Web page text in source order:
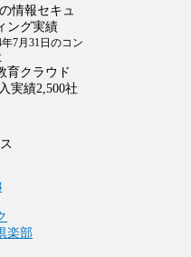
情報セキュ
ング実績
7月31日のコン
育クラウド
実績2,500社
楽部